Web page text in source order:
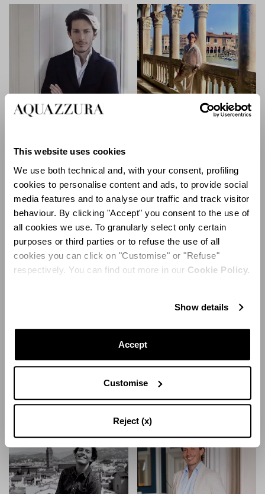
This website uses cookies
We use both technical and, with your consent, profiling
cookies to personalise content and ads, to provide social
media features and to analyse our traffic and track visitor
behaviour. By clicking "Accept" you consent to the use of
all cookies we use. To granularly select only certain
purposes or third parties or to refuse the use of all
cookies you can click on "Customise" or "Refuse"
respectively. You can find out more in our Cookie Policy.
Show details
Accept
Customise
Reject (x)
Edgardos Mailand-
Stadtführer
MEHR ERFAHREN
Stadtführer
MEHR ERFAHREN
Edgardos Istanbul-
MEHR ERFAHREN
Edgardos St-Barths-
Stadtführer
MEHR ERFAHREN